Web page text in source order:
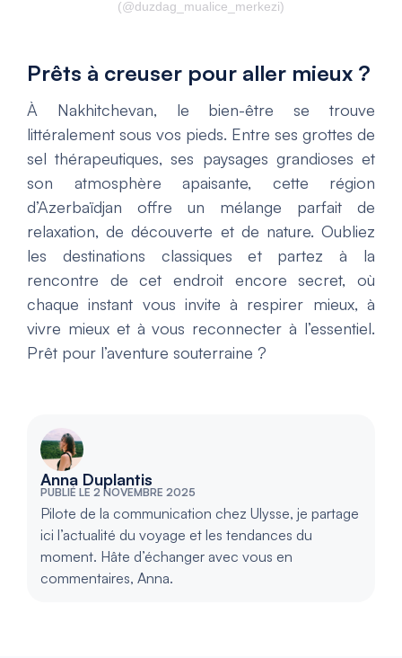
(@duzdag_mualice_merkezi)
Prêts à creuser pour aller mieux ?
À Nakhitchevan, le bien-être se trouve
littéralement sous vos pieds. Entre ses grottes de
sel thérapeutiques, ses paysages grandioses et
son atmosphère apaisante, cette région
d’Azerbaïdjan offre un mélange parfait de
relaxation, de découverte et de nature. Oubliez
les destinations classiques et partez à la
rencontre de cet endroit encore secret, où
chaque instant vous invite à respirer mieux, à
vivre mieux et à vous reconnecter à l’essentiel.
Prêt pour l’aventure souterraine ?
Anna Duplantis
PUBLIÉ LE 2 NOVEMBRE 2025
Pilote de la communication chez Ulysse, je partage
ici l’actualité du voyage et les tendances du
moment. Hâte d’échanger avec vous en
commentaires, Anna.